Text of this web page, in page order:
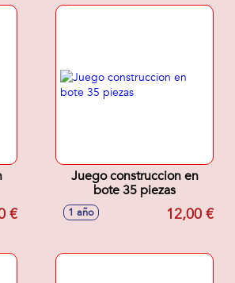
€
Juego construccion en
bote 35 piezas
1 año 12,00 €